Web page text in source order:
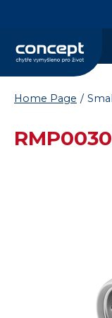
Home Page